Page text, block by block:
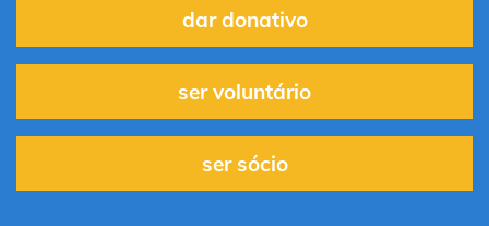
dar donativo
ser voluntário
ser sócio